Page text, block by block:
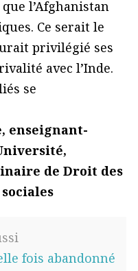
l’Afghanistan
Ce serait le
privilégié ses
avec l’Inde.
se
enseignant-
de Droit des
fois abandonné